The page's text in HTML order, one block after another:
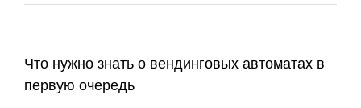
Что нужно знать о вендинговых автоматах в
первую очередь